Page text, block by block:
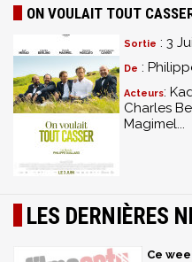
ON VOULAIT TOUT
Sortie : 3
De :
Acteurs:
Charles
Magimel...
LES DERNIÈRES
Ce